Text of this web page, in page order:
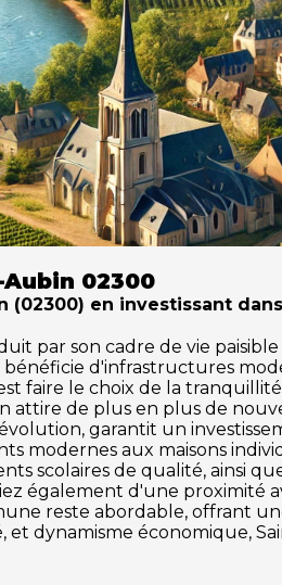
02300
en investissant
par son cadre de vie
d'infrastructures
faire le choix de la
attire de plus en plus de
garantit un
modernes aux maisons
scolaires de qualité, ainsi
également d'une proximité
reste abordable, offrant
et dynamisme économique,